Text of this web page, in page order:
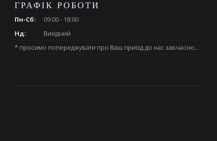
ГРАФІК РОБОТИ
Пн-Сб:
09:00 - 18:00
Нд:
Вихідний
* просимо попереджувати про Ваш приїзд до нас завчасно...